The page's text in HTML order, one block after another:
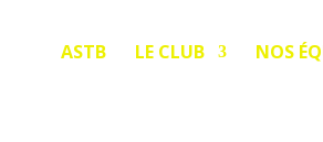
ASTB LE CLUB NOS